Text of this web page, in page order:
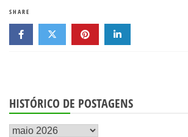
SHARE
HISTÓRICO DE POSTAGENS
Histórico